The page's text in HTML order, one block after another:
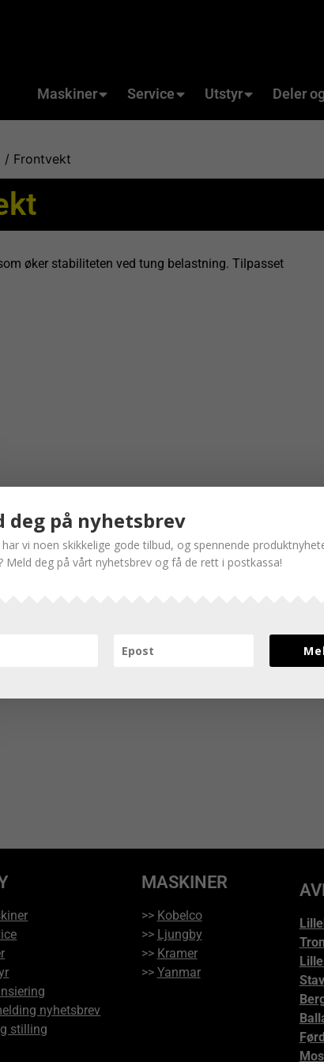
Maskiner Service Utstyr Deler
/ Frontvekt
øker stabiliteten ved tung belastning. Tilpasset
nyhetsbrev
stilling
MASKINER
>> Kobelco
>> Ljungby
>> Kramer
>> Yanmar
deg på nyhetsbrev
vi noen skikkelige gode tilbud, og spennende
Meld deg på vårt nyhetsbrev og få de rett i postkassa!